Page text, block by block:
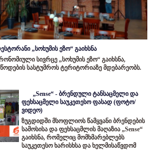
„სოხუმის ეზო“ გაიხსნა
სივრცე „სოხუმის ეზო“ გაიხსნა,
სასტუმროს ტერიტორიაზე მდებარეობს.
„Sense“ - ბრენდული ტანსაცმელი და
ფეხსაცმელი საუკეთესო ფასად (ფოტო/
ვიდეო)
ზუგდიდში მსოფლიოს წამყვანი ბრენდების
სამოსისა და ფეხსაცმლის მაღაზია „Sense“
გაიხსნა, რომელიც მომხმარებლებს
საუკეთესო ხარისხსა და ხელმისაწვდომ